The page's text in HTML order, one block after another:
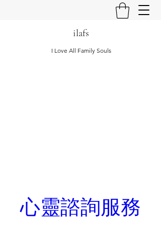
ilafs
I Love All Family Souls
心靈諮詢服務